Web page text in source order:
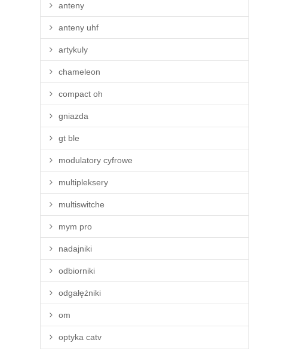
anteny
anteny uhf
artykuly
chameleon
compact oh
gniazda
gt ble
modulatory cyfrowe
multipleksery
multiswitche
mym pro
nadajniki
odbiorniki
odgałęźniki
om
optyka catv